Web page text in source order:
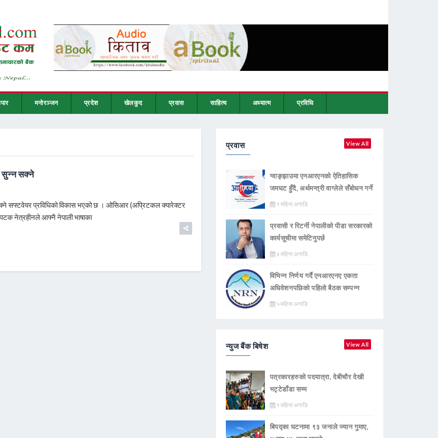
मनोरञ्जन प्रदेश खेलकुद प्रवास साहित्य अध्यात्म प्रविधि
सुन्न सक्ने
सफ्टवेयर प्रविधिको विकास भएको छ । ओसिआर (अप्रिटकल क्यारेक्टर
नेत्रहीनले आफ्नै नेपाली भाषाका
प्रवास View All
ग्वाङ्झाउमा एनआरएनको ऐतिहासिक
जमघट हुँदै, अर्थमन्त्री वाग्लेले सँबोधन गर्ने
१ महिना अगाडि
प्रवासी र रिटर्नी नेपालीको पीडा सरकारको
कार्यसूचीमा समेटिनुपर्छ
४ महिना अगाडि
विभिन्न निर्णय गर्दै एनआरएनए एकता
अधिवेशनपछिको पहिलो बैठक सम्पन्न
५ महिना अगाडि
न्युज बैंक बिषेश View All
पत्रकारहरुको पदयात्रा, देबीचौर देखी
भट्टेडाँडा सम्म
१ महिना अगाडि
बिपद्का घटनामा ९३ जनाले ज्यान गुमाए,